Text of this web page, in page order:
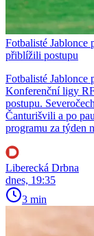
Fotbalisté Jablonce
přiblížili postupu
Fotbalisté
Konferenční ligy
postupu.
Čanturišvili a po
programu za týden
Liberecká Drbna
dnes, 19:35
3 min